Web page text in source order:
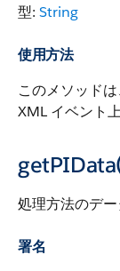
型: String
使用方法
このメソッド
XML イベント
処理方法のデー
署名